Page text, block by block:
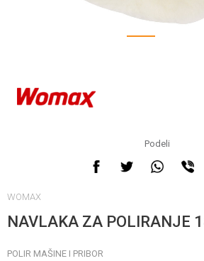
1
Podeli
WOMAX
NAVLAKA ZA POLIRANJE
POLIR MAŠINE I PRIBOR